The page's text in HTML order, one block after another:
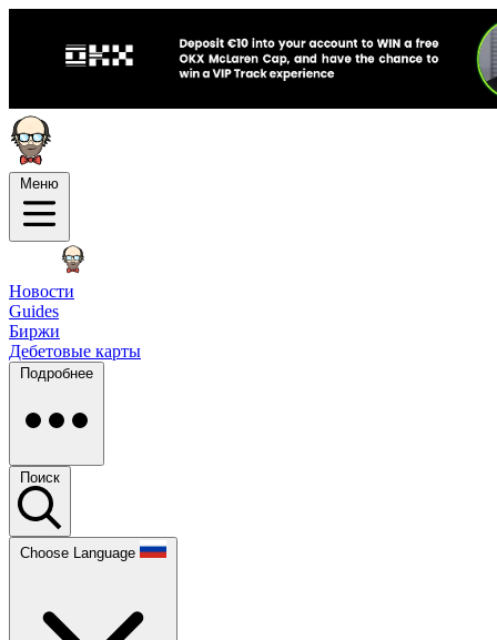
Меню
Новости
Guides
Биржи
Дебетовые карты
Подробнее
Поиск
Choose Language